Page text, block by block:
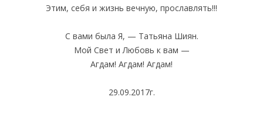
Этим, себя и жизнь вечную, прославлять!!!
С вами была Я, — Татьяна Шиян.
Мой Свет и Любовь к вам —
Агдам! Агдам! Агдам!
29.09.2017г.